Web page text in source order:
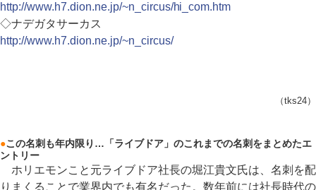
http://www.h7.dion.ne.jp/~n_circus/hi_com.htm
◇ナデガタサーカス
http://www.h7.dion.ne.jp/~n_circus/
（tks24）
●この名刺も年内限り…「ライブドア」のこれまでの名刺をまとめたエ
ントリー
ホリエモンこと元ライブドア社長の堀江貴文氏は、名刺を配
りまくることで業界内でも有名だった。数年前には社長時代の